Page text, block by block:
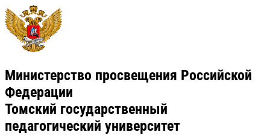
Министерство просвещения Российской
Федерации
Томский государственный
педагогический университет